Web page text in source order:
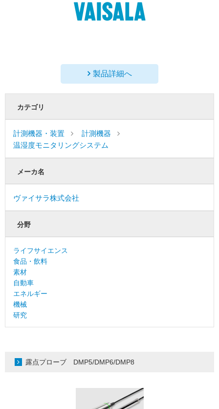
製品詳細へ
カテゴリ
計測機器・装置
計測機器
温湿度モニタリングシステム
メーカ名
ヴァイサラ株式会社
分野
ライフサイエンス
食品・飲料
素材
自動車
エネルギー
機械
研究
露点プローブ DMP5/DMP6/DMP8